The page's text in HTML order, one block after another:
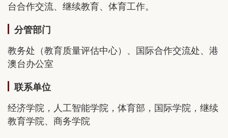
台合作交流、继续教育、体育工作。
分管部门
教务处（教育质量评估中心）、国际合作交流处、港
澳台办公室
联系单位
经济学院，人工智能学院，体育部，国际学院，继续
教育学院、商务学院